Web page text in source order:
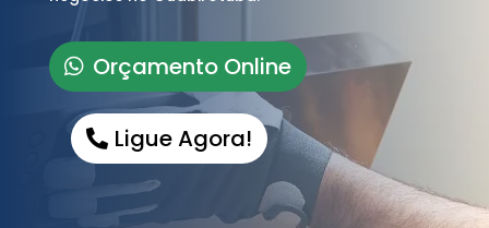
Orçamento Online
Ligue Agora!